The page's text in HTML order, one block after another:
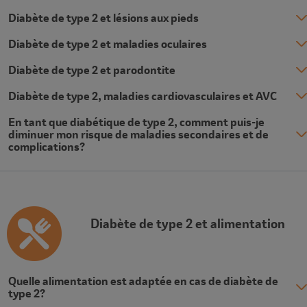
Diabète de type 2 et lésions aux pieds
Diabète de type 2 et maladies oculaires
Diabète de type 2 et parodontite
Diabète de type 2, maladies cardiovasculaires et AVC
En tant que diabétique de type 2, comment puis-je
diminuer mon risque de maladies secondaires et de
complications?
Description
Diabète de type 2 et alimentation
Quelle alimentation est adaptée en cas de diabète de
type 2?